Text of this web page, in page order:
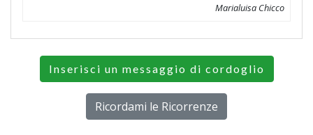
Marialuisa Chicco
Inserisci un messaggio di cordoglio
Ricordami le Ricorrenze